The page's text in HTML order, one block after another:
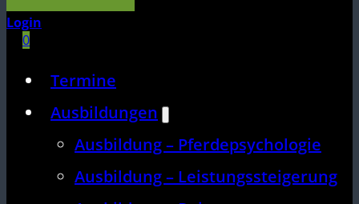
Login
0
Termine
Ausbildungen
Ausbildung – Pferdepsychologie
Ausbildung – Leistungssteigerung